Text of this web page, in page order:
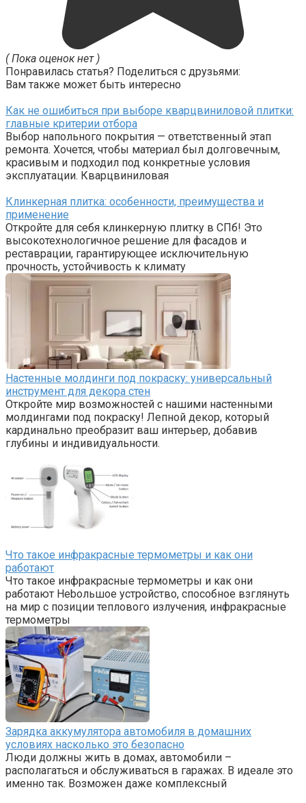
( Пока оценок нет )
Понравилась статья? Поделиться с друзьями:
Вам также может быть интересно
Как не ошибиться при выборе кварцвиниловой плитки:
главные критерии отбора
Выбор напольного покрытия — ответственный этап
ремонта. Хочется, чтобы материал был долговечным,
красивым и подходил под конкретные условия
эксплуатации. Кварцвиниловая
Клинкерная плитка: особенности, преимущества и
применение
Откройте для себя клинкерную плитку в СПб! Это
высокотехнологичное решение для фасадов и
реставрации, гарантирующее исключительную
прочность, устойчивость к климату
Настенные молдинги под покраску: универсальный
инструмент для декора стен
Откройте мир возможностей с нашими настенными
молдингами под покраску! Лепной декор, который
кардинально преобразит ваш интерьер, добавив
глубины и индивидуальности.
Что такое инфракрасные термометры и как они
работают
Что такое инфракрасные термометры и как они
работают Нebольшое устройство, способное взглянуть
на мир с позиции теплового излучения, инфракрасные
термометры
Зарядка аккумулятора автомобиля в домашних
условиях насколько это безопасно
Люди должны жить в домах, автомобили –
располагаться и обслуживаться в гаражах. В идеале это
именно так. Возможен даже комплексный